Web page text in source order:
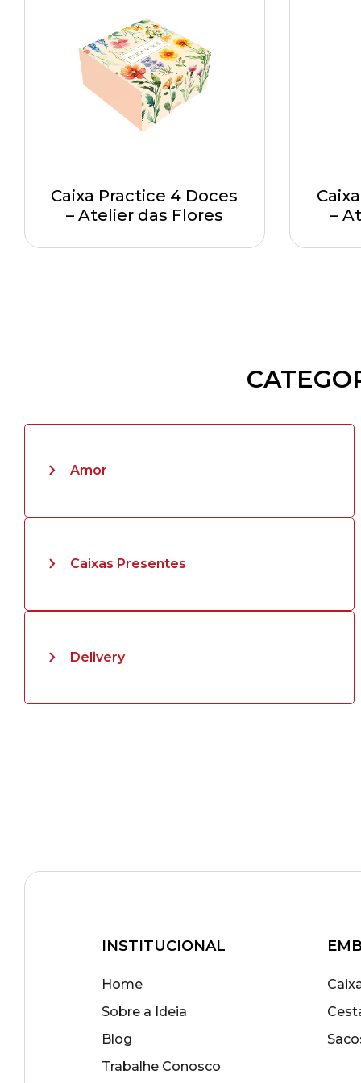
Caixa Practice 4 Doces
– Atelier das Flores
–
Amor
Caixas Presentes
Delivery
INSTITUCIONAL
Home
Sobre a Ideia
Blog
Trabalhe Conosco